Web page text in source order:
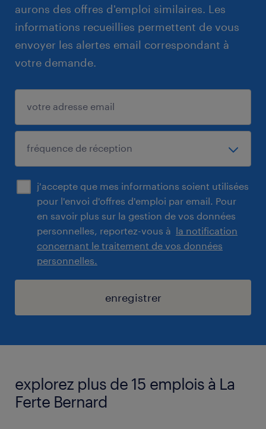
aurons des offres d'emploi similaires. Les
informations recueillies permettent de vous
envoyer les alertes email correspondant à
votre demande.
j'accepte que mes informations soient utilisées
pour l'envoi d'offres d'emploi par email. Pour
en savoir plus sur la gestion de vos données
personnelles, reportez-vous à la notification
concernant le traitement de vos données
personnelles.
enregistrer
explorez plus de 15 emplois à La
Ferte Bernard